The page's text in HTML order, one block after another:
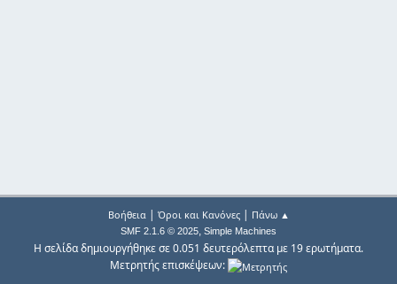
Βοήθεια| Όροι και Κανόνες| Πάνω ▲
SMF 2.1.6 © 2025, Simple Machines
Η σελίδα δημιουργήθηκε σε 0.051 δευτερόλεπτα με 19 ερωτήματα.
Μετρητής επισκέψεων: